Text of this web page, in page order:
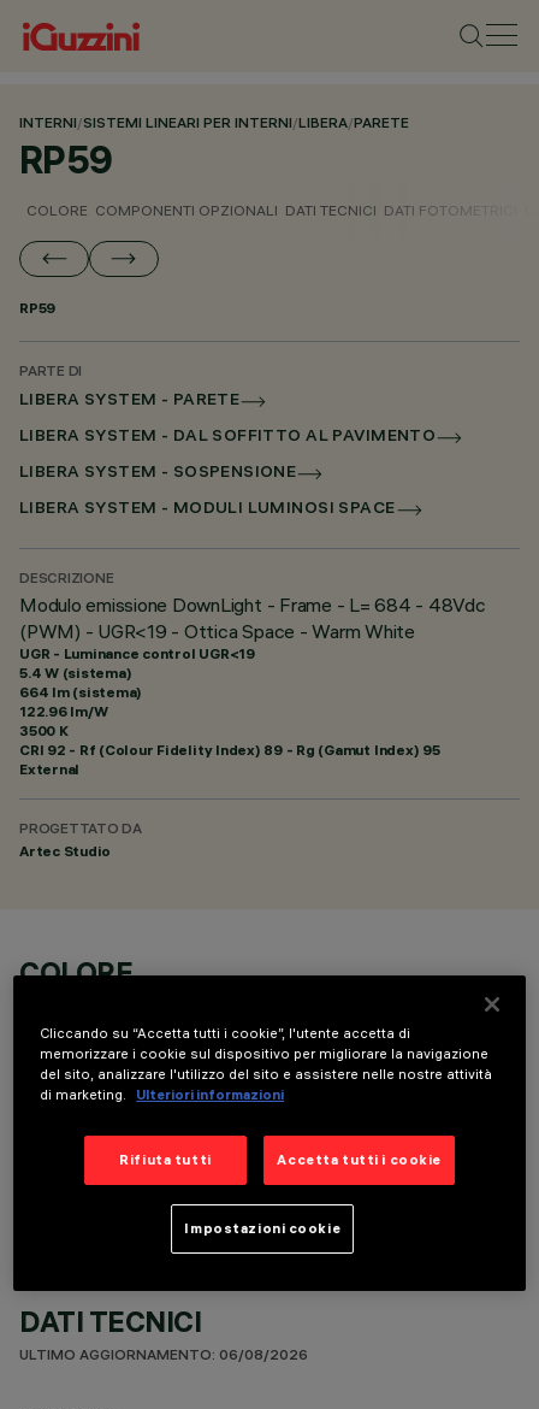
INTERNI/SISTEMI LINEARI PER INTERNI/LIBERA/PARETE
RP59
COLORE COMPONENTI OPZIONALI DATI TECNICI DATI FOTOMETRICI
RP59
PARTE DI
LIBERA SYSTEM - PARETE
LIBERA SYSTEM - DAL SOFFITTO AL PAVIMENTO
LIBERA SYSTEM - SOSPENSIONE
LIBERA SYSTEM - MODULI LUMINOSI SPACE
DESCRIZIONE
Modulo emissione DownLight - Frame - L= 684 - 48Vdc
(PWM) - UGR<19 - Ottica Space - Warm White
UGR - Luminance control UGR<19
5.4 W (sistema)
664 lm (sistema)
122.96 lm/W
3500 K
CRI 92 - Rf (Colour Fidelity Index) 89 - Rg (Gamut Index) 95
External
PROGETTATO DA
Artec Studio
COLORE
COMPONENTI OPZIONALI
DATI TECNICI
ULTIMO AGGIORNAMENTO: 06/08/2026
Cliccando su “Accetta tutti i cookie”, l'utente accetta di
memorizzare i cookie sul dispositivo per migliorare la navigazione
del sito, analizzare l'utilizzo del sito e assistere nelle nostre attività
di marketing.
Ulteriori informazioni
Rifiuta tutti Accetta tutti i cookie
Impostazioni cookie